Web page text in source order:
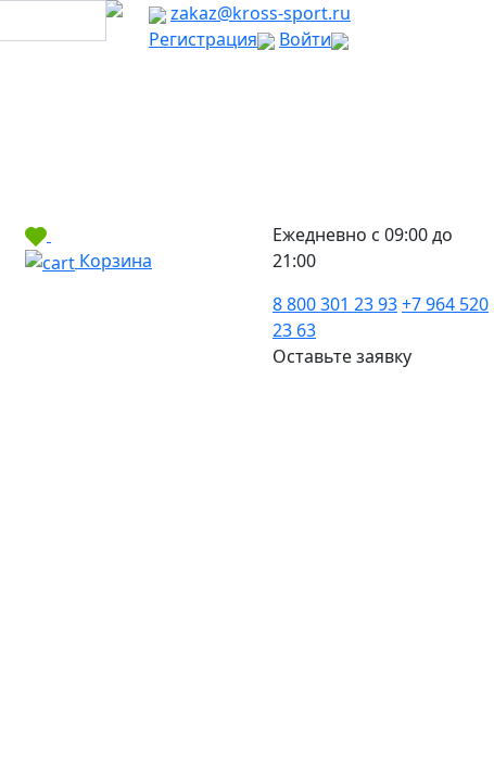
zakaz@kross-sport.ru
Регистрация
Войти
Корзина
Ежедневно с 09:00 до
21:00
8 800 301 23 93+7 964 520
23 63
Оставьте заявку